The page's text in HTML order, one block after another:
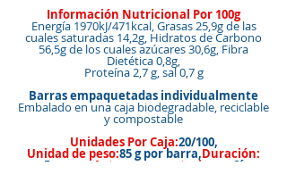
Información Nutricional Por 100g
Energía 1970kJ/471kcal, Grasas 25,9g de las
cuales saturadas 14,2g, Hidratos de Carbono
56,5g de los cuales azúcares 30,6g, Fibra
Dietética 0,8g,
Proteína 2,7 g, sal 0,7 g
Barras empaquetadas individualmente
Embalado en una caja biodegradable, reciclable
y compostable
Unidades Por Caja:20/100,
Unidad de peso:85 g por barra,Duración:
5 meses, Apto para vegetarianos: Sí